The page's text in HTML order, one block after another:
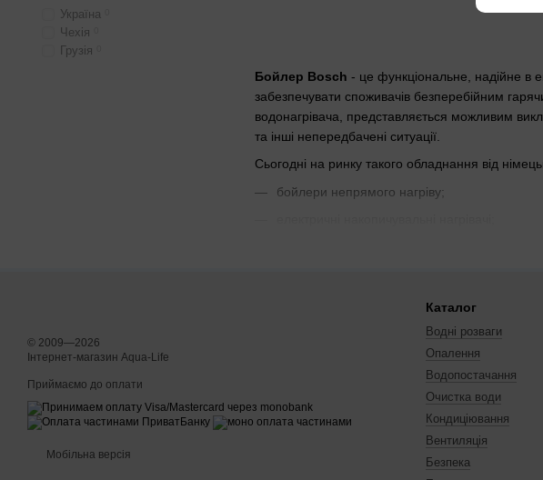
Бойлер Bosch - це функціональне, надійне в
забезпечувати споживачів безперебійним
водонагрівача, представляється можливим
та інші непередбачені ситуації.
Сьогодні на ринку такого обладнання від
бойлери непрямого нагріву;
Бойлер Bosch з сухим ТЕНом:
чимала економія енергії завдяки наявності
інтуїтивно зрозуміле електронне
індикація температури і широкий діапазон
Також необхідно відзначити, що
мінімізує теплові втрати, захист від
Україна
Чехія
Грузія
© 2009—2026
Інтернет-магазин Aqua-Life
Приймаємо до оплати
Мобільна версія
Каталог
Водні розваги
Опалення
Водопостачання
Очистка води
Кондиціювання
Вентиляція
Безпека